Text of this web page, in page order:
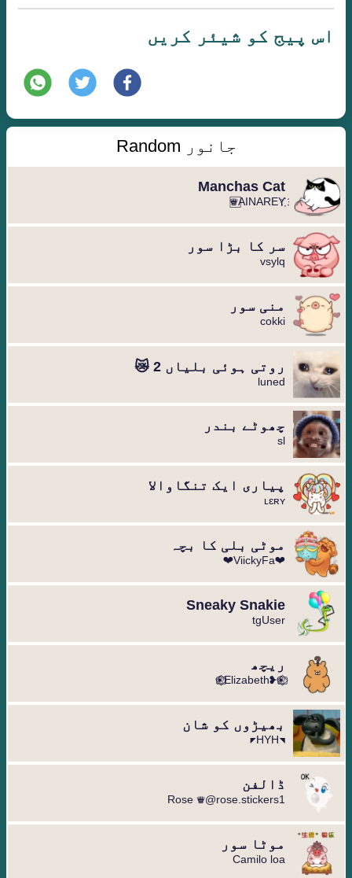
اس پیج کو شیئر کریں
جانور Random
Manchas Cat
️҉AINAREY♛⃞
سر کا بڑا سور
vsylq
منی سور
cokki
روتی ہوئی بلیاں 2 😿
luned
چھوٹے بندر
sl
پیاری ایک تنگاوالا
ʟɛʀʏ
موٹی بلی کا بچہ
❤ViickyFa❤
Sneaky Snakie
tgUser
ریچھ
❀⃟⃢❥Elizabeth❀⃟⃢
بھیڑوں کو شان
◥HYH◤
ڈالفن
Rose ♛@rose.stickers1
موٹا سور